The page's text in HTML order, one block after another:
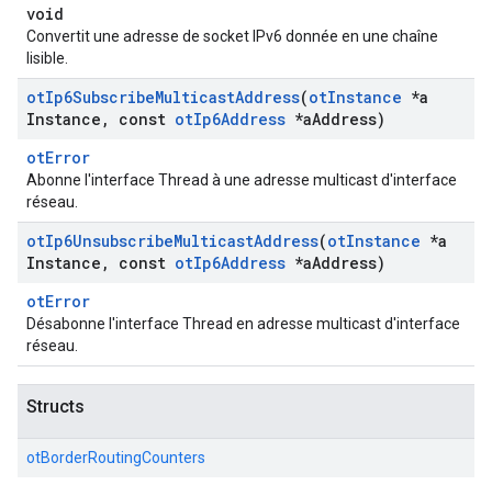
void
Convertit une adresse de socket IPv6 donnée en une chaîne
lisible.
otIp6SubscribeMulticastAddress(otInstance *a
Instance , const otIp6Address *aAddress)
otError
Abonne l'interface Thread à une adresse multicast d'interface
réseau.
otIp6UnsubscribeMulticastAddress(otInstance *a
Instance , const otIp6Address *aAddress)
otError
Désabonne l'interface Thread en adresse multicast d'interface
réseau.
Structs
otBorderRoutingCounters